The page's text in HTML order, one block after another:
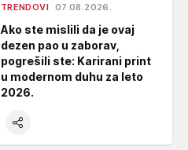
TRENDOVI 07.08.2026.
Ako ste mislili da je ovaj
dezen pao u zaborav,
pogrešili ste: Karirani print
u modernom duhu za leto
2026.